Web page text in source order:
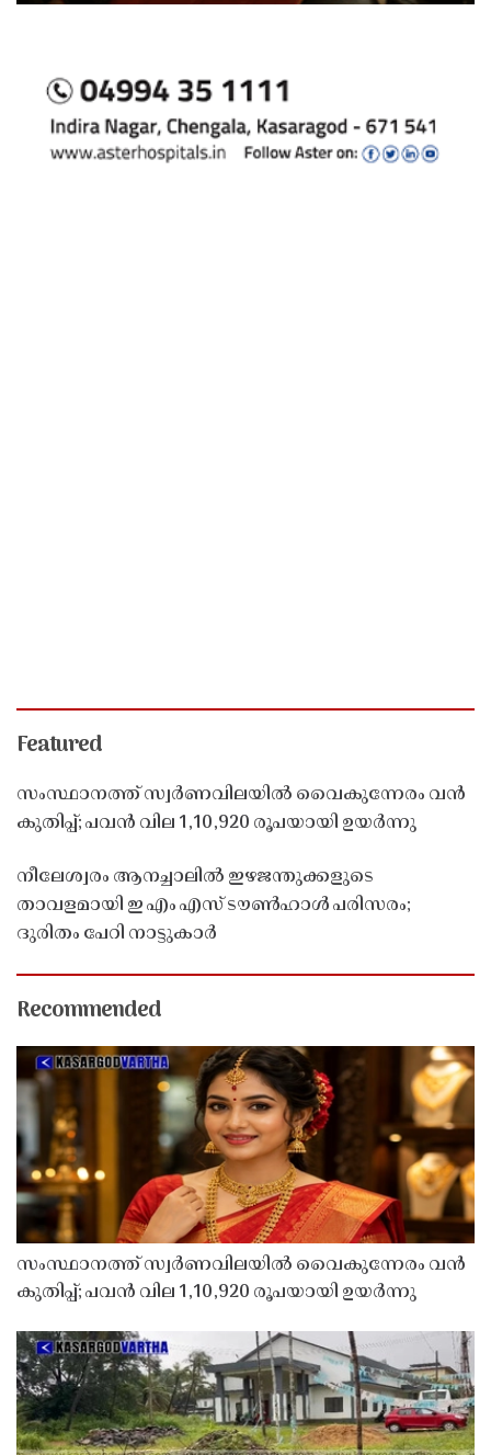
Featured
സംസ്ഥാനത്ത് സ്വർണവിലയിൽ വൈകുന്നേരം വൻ
കുതിപ്പ്; പവൻ വില 1,10,920 രൂപയായി ഉയർന്നു
നീലേശ്വരം ആനച്ചാലിൽ ഇഴജന്തുക്കളുടെ
താവളമായി ഇ എം എസ് ടൗൺഹാൾ പരിസരം;
ദുരിതം പേറി നാട്ടുകാർ
Recommended
സംസ്ഥാനത്ത് സ്വർണവിലയിൽ വൈകുന്നേരം വൻ
കുതിപ്പ്; പവൻ വില 1,10,920 രൂപയായി ഉയർന്നു